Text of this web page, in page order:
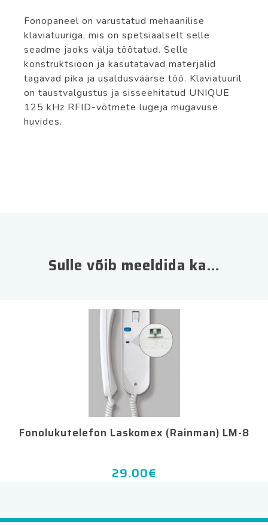
Fonopaneel on varustatud mehaanilise
klaviatuuriga, mis on spetsiaalselt selle
seadme jaoks välja töötatud. Selle
konstruktsioon ja kasutatavad materjalid
tagavad pika ja usaldusväärse töö. Klaviatuuril
on taustvalgustus ja sisseehitatud UNIQUE
125 kHz RFID-võtmete lugeja mugavuse
huvides.
Sulle võib meeldida ka…
Fonolukutelefon Laskomex (Rainman) LM-8
29.00€